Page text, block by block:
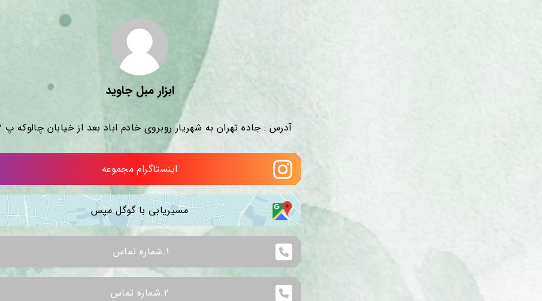
ابزار مبل جاوید
آدرس : جاده تهران به شهریار روبروی خادم اباد بعد از خیابان چالوکه پ ۲۴۲
اینستاگرام مجموعه
مسیریابی با گوگل مپس
1.شماره تماس
2.شماره تماس